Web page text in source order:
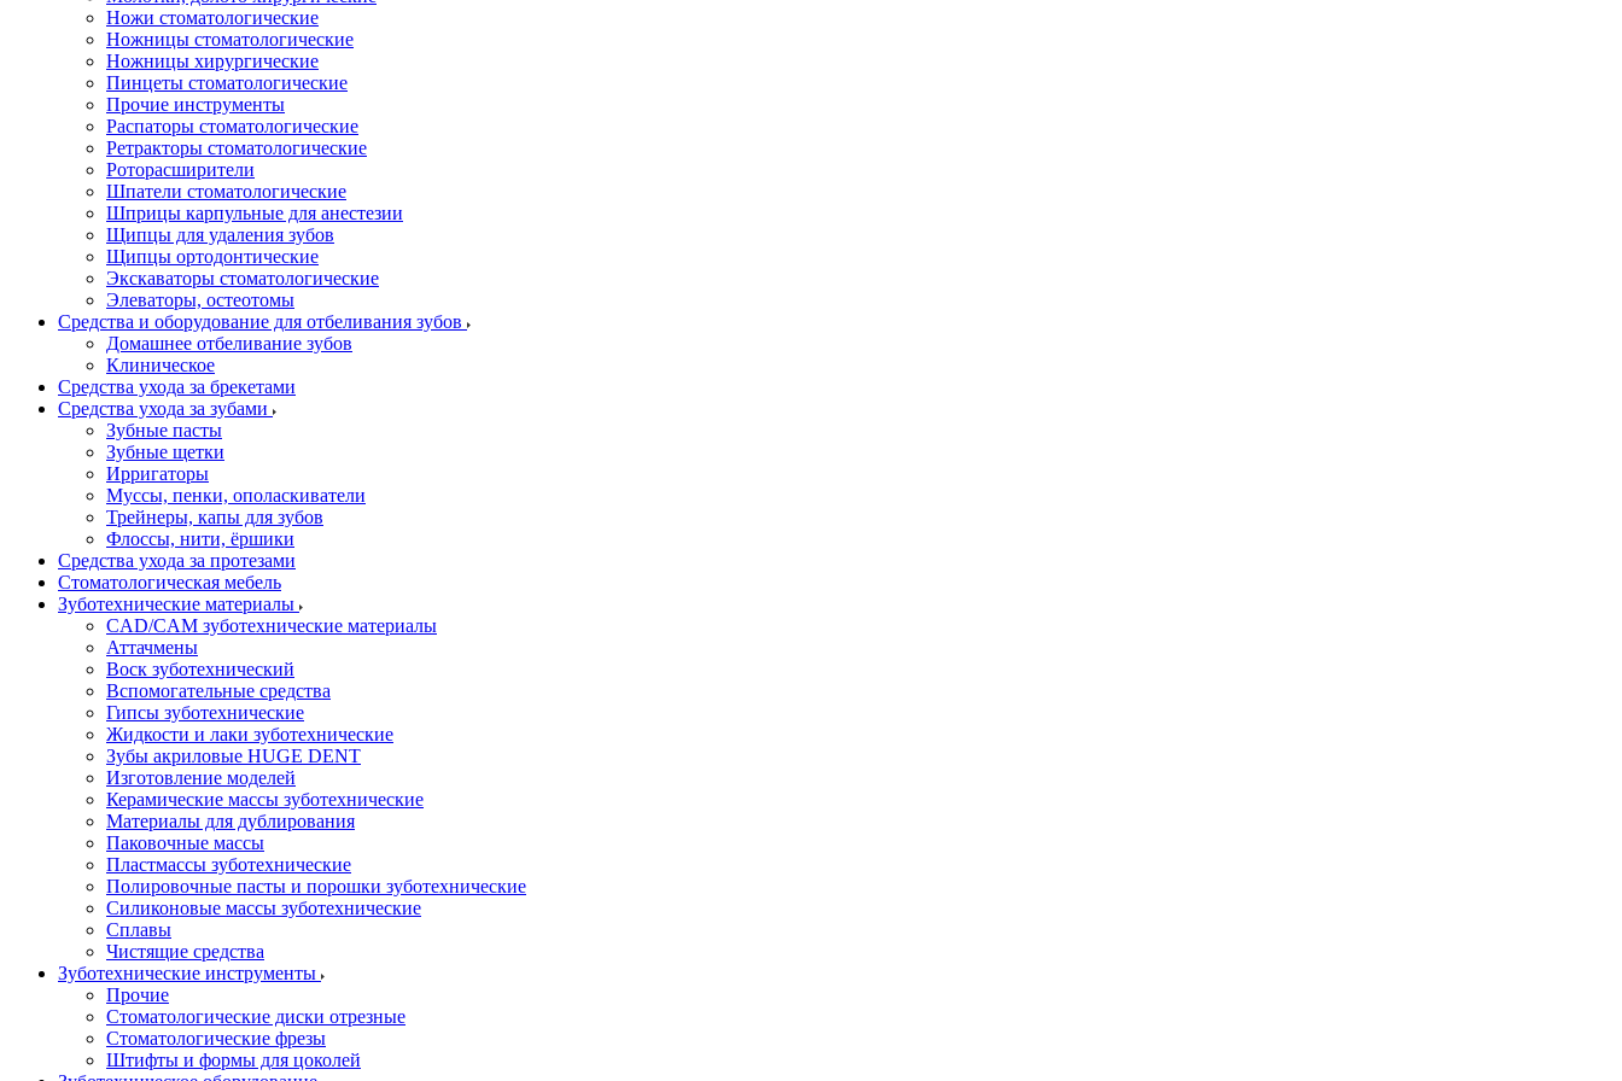
Ножи стоматологические
Ножницы стоматологические
Ножницы хирургические
Пинцеты стоматологические
Прочие инструменты
Распаторы стоматологические
Ретракторы стоматологические
Роторасширители
Шпатели стоматологические
Шприцы карпульные для анестезии
Щипцы для удаления зубов
Щипцы ортодонтические
Экскаваторы стоматологические
Элеваторы, остеотомы
Средства и оборудование для отбеливания зубов
Домашнее отбеливание зубов
Клиническое
Средства ухода за брекетами
Средства ухода за зубами
Зубные пасты
Зубные щетки
Ирригаторы
Муссы, пенки, ополаскиватели
Трейнеры, капы для зубов
Флоссы, нити, ёршики
Средства ухода за протезами
Стоматологическая мебель
Зуботехнические материалы
CAD/CAM зуботехнические материалы
Аттачмены
Воск зуботехнический
Вспомогательные средства
Гипсы зуботехнические
Жидкости и лаки зуботехнические
Зубы акриловые HUGE DENT
Изготовление моделей
Керамические массы зуботехнические
Материалы для дублирования
Паковочные массы
Пластмассы зуботехнические
Полировочные пасты и порошки зуботехнические
Силиконовые массы зуботехнические
Сплавы
Чистящие средства
Зуботехнические инструменты
Прочие
Стоматологические диски отрезные
Стоматологические фрезы
Штифты и формы для цоколей